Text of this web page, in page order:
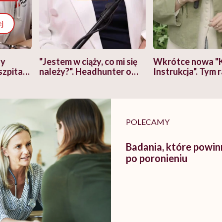
"Jestem w ciąży, co mi się
należy?". Headhunter o
pracy
Wkrótce nowa
Instrukcja". Tym
POLECAMY
Badania, które
po poronieniu